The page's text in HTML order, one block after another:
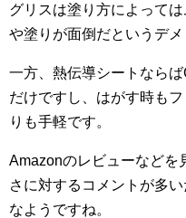
グリスは塗り方によって
や塗りが面倒だというデメ
一方、熱伝導シートなら
だけですし、はがす時も
りも手軽です。
Amazonのレビューなどを
さに対するコメントが多
なようですね。